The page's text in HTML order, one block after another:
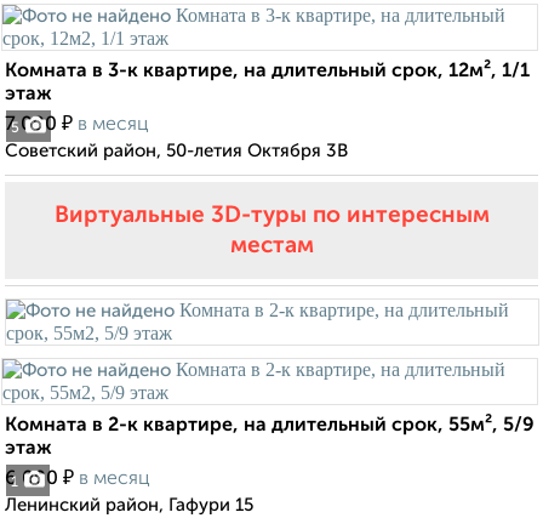
5
Комната в 3-к квартире, на длительный срок, 12м², 1/1
этаж
7 000 ₽ в месяц
Советский район, 50-летия Октября 3В
Виртуальные 3D-туры по интересным
местам
1
Комната в 2-к квартире, на длительный срок, 55м², 5/9
этаж
6 000 ₽ в месяц
Ленинский район, Гафури 15